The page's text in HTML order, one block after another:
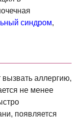
синдром,
аллергию,
не менее
появляется